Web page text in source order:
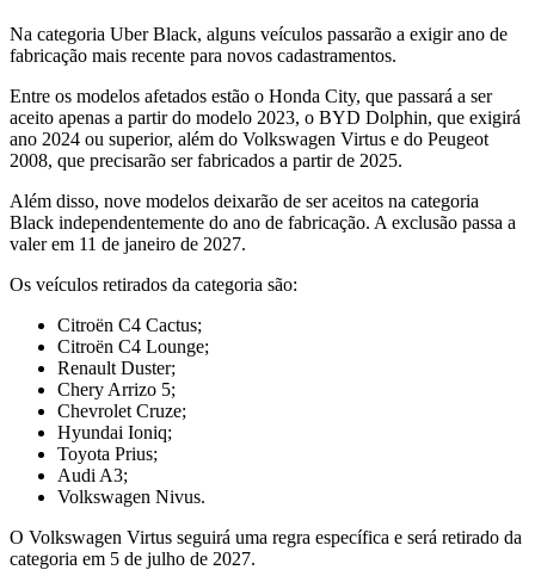
Na categoria Uber Black, alguns veículos passarão a exigir ano de
fabricação mais recente para novos cadastramentos.
Entre os modelos afetados estão o Honda City, que passará a ser
aceito apenas a partir do modelo 2023, o BYD Dolphin, que exigirá
ano 2024 ou superior, além do Volkswagen Virtus e do Peugeot
2008, que precisarão ser fabricados a partir de 2025.
Além disso, nove modelos deixarão de ser aceitos na categoria
Black independentemente do ano de fabricação. A exclusão passa a
valer em 11 de janeiro de 2027.
Os veículos retirados da categoria são:
Citroën C4 Cactus;
Citroën C4 Lounge;
Renault Duster;
Chery Arrizo 5;
Chevrolet Cruze;
Hyundai Ioniq;
Toyota Prius;
Audi A3;
Volkswagen Nivus.
O Volkswagen Virtus seguirá uma regra específica e será retirado da
categoria em 5 de julho de 2027.